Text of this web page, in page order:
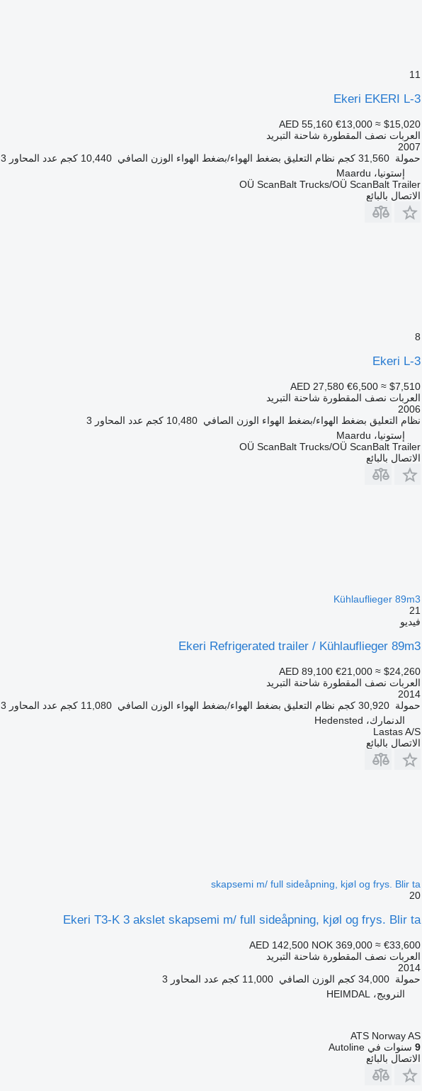
11
Ekeri EKERI L-3
AED 55,160 €13,000 ≈ $15,020
العربات نصف المقطورة شاحنة التبريد
2007
حمولة 31,560 كجم نظام التعليق بضغط الهواء/بضغط الهواء الوزن الصافي 10,440 كجم عدد المحاور 3
إستونيا، Maardu
OÜ ScanBalt Trucks/OÜ ScanBalt Trailer
الاتصال بالبائع
8
Ekeri L-3
AED 27,580 €6,500 ≈ $7,510
العربات نصف المقطورة شاحنة التبريد
2006
نظام التعليق بضغط الهواء/بضغط الهواء الوزن الصافي 10,480 كجم عدد المحاور 3
إستونيا، Maardu
OÜ ScanBalt Trucks/OÜ ScanBalt Trailer
الاتصال بالبائع
Kühlauflieger 89m3
21
فيديو
Ekeri Refrigerated trailer / Kühlauflieger 89m3
AED 89,100 €21,000 ≈ $24,260
العربات نصف المقطورة شاحنة التبريد
2014
حمولة 30,920 كجم نظام التعليق بضغط الهواء/بضغط الهواء الوزن الصافي 11,080 كجم عدد المحاور 3
الدنمارك، Hedensted
Lastas A/S
الاتصال بالبائع
skapsemi m/ full sideåpning, kjøl og frys. Blir ta
20
Ekeri T3-K 3 akslet skapsemi m/ full sideåpning, kjøl og frys. Blir ta
AED 142,500 NOK 369,000 ≈ €33,600
العربات نصف المقطورة شاحنة التبريد
2014
حمولة 34,000 كجم الوزن الصافي 11,000 كجم عدد المحاور 3
النرويج، HEIMDAL
ATS Norway AS
9سنوات في Autoline
الاتصال بالبائع